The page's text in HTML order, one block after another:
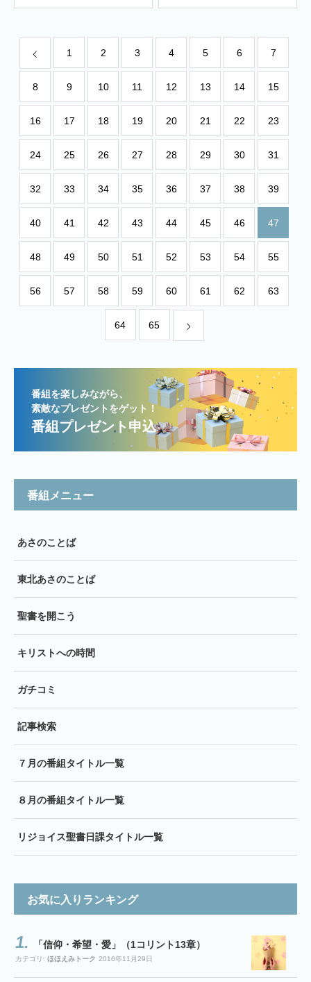
1 2 3 4 5 6 7
8 9 10 11 12 13 14 15
16 17 18 19 20 21 22 23
24 25 26 27 28 29 30 31
32 33 34 35 36 37 38 39
40 41 42 43 44 45 46 47
48 49 50 51 52 53 54 55
56 57 58 59 60 61 62 63
64 65
番組を楽しみながら、
素敵なプレゼントをゲット！
番組プレゼント申込
番組メニュー
あさのことば
東北あさのことば
聖書を開こう
キリストへの時間
ガチコミ
記事検索
７月の番組タイトル一覧
８月の番組タイトル一覧
リジョイス聖書日課タイトル一覧
お気に入りランキング
「信仰・希望・愛」（1コリント13章）
カテゴリ: ほほえみトーク 2016年11月29日